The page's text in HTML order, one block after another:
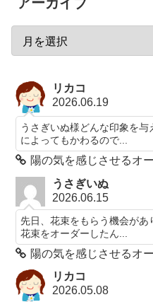
リカコ
2026.06.19
うさぎいぬ様どんな印象を
によってもかわるので...
陽の気を感じさせるオ
うさぎいぬ
2026.06.15
先日、花束をもらう機会が
花束をオーダーしたん...
陽の気を感じさせるオ
リカコ
2026.05.08